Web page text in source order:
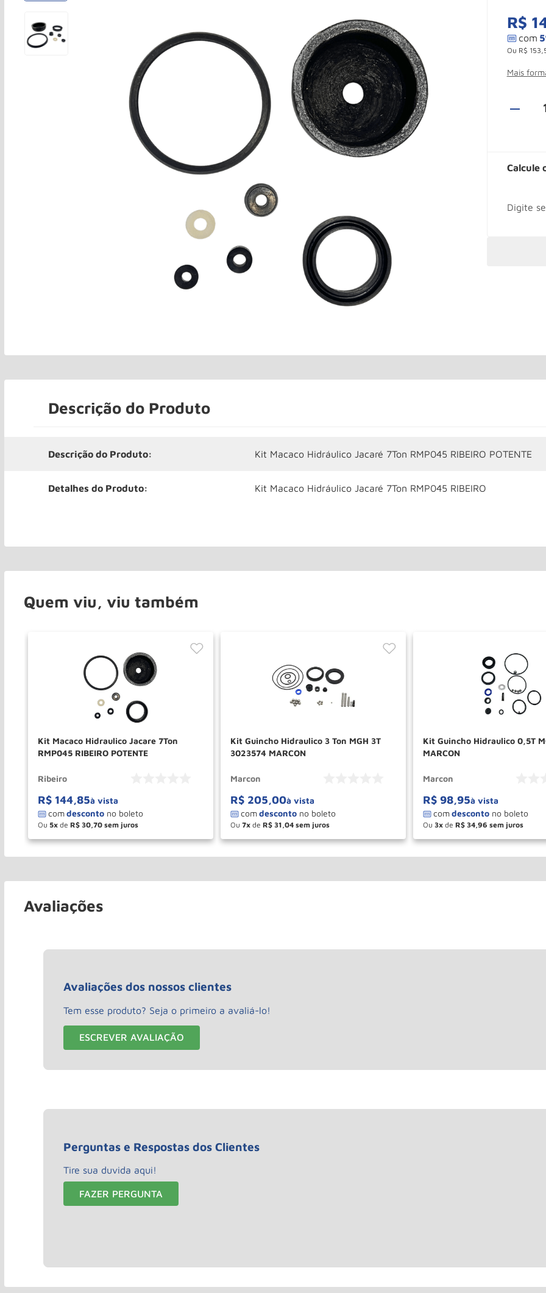
R$
Ou R$ 153
Mais
Calcule
Descrição do Produto
Descrição do Produto: Kit Macaco Hidráulico Jacaré 7Ton RMP045 RIBEIRO POTENTE
Detalhes do Produto: Kit Macaco Hidráulico Jacaré 7Ton RMP045 RIBEIRO
Quem viu, viu também
Kit Macaco Hidraulico Jacare 7Ton
RMP045 RIBEIRO POTENTE
Ribeiro
R$ 144,85à vista
Ou 5 de R$ 30 70
＋
－ COMPRAR
Kit Guincho Hidraulico 3 Ton MGH 3T
3023574 MARCON
Marcon
R$ 205,00à vista
Ou 7 de R$ 31 04
＋
－ COMPRAR
Kit Guincho Hidraulico 0,5T
MARCON
Marcon
R$ 98,95à vista
Ou 3 de R$ 34 96
＋
－
Avaliações
Avaliações dos nossos clientes
Tem esse produto? Seja o primeiro a avaliá-lo!
ESCREVER AVALIAÇÃO
Perguntas e Respostas dos Clientes
Tire sua duvida aqui!
FAZER PERGUNTA